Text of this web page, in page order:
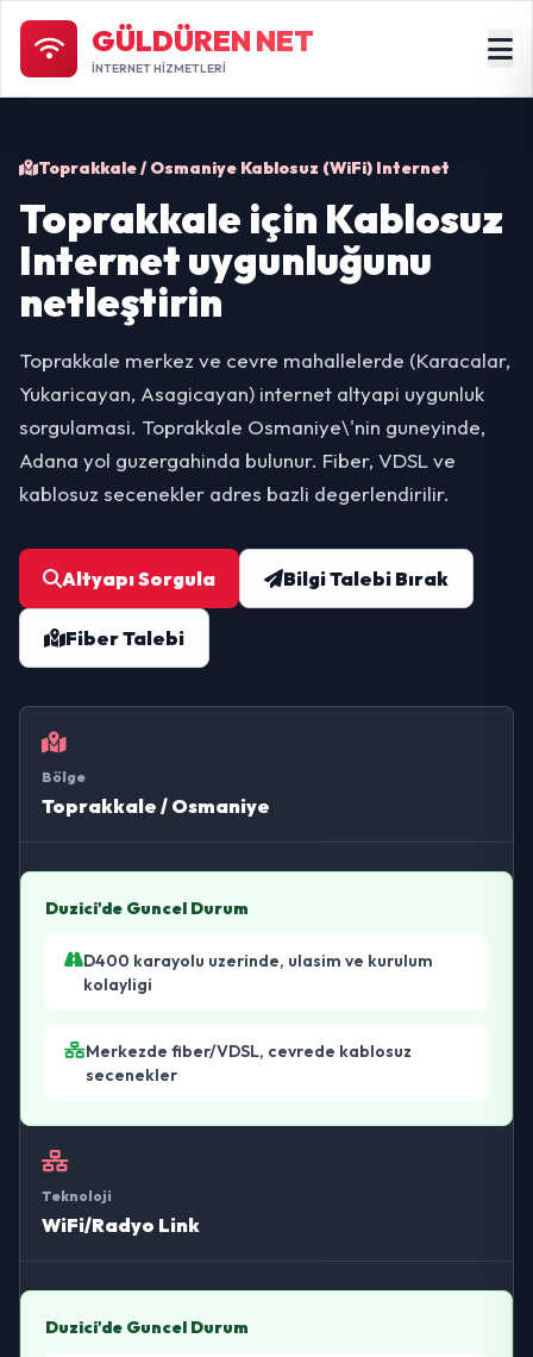
GÜLDÜREN NET
İNTERNET HİZMETLERİ
Toprakkale / Osmaniye Kablosuz (WiFi) Internet
Toprakkale için Kablosuz
Internet uygunluğunu
netleştirin
Toprakkale merkez ve cevre mahallelerde (Karacalar,
Yukaricayan, Asagicayan) internet altyapi uygunluk
sorgulamasi. Toprakkale Osmaniye\'nin guneyinde,
Adana yol guzergahinda bulunur. Fiber, VDSL ve
kablosuz secenekler adres bazli degerlendirilir.
Altyapı Sorgula Bilgi Talebi Bırak
Fiber Talebi
Bölge
Toprakkale / Osmaniye
Duzici'de Guncel Durum
D400 karayolu uzerinde, ulasim ve kurulum
kolayligi
Merkezde fiber/VDSL, cevrede kablosuz
secenekler
Teknoloji
WiFi/Radyo Link
Duzici'de Guncel Durum